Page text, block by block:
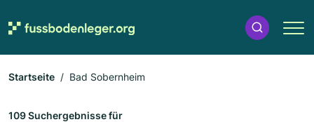
Startseite Bad Sobernheim
109 Suchergebnisse für